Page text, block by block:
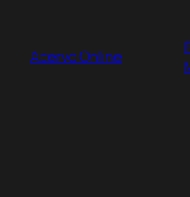
Acervo Online